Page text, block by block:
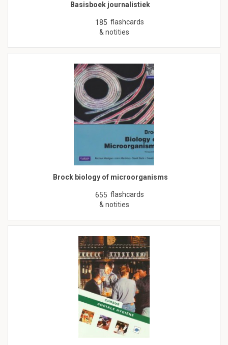
Basisboek journalistiek
185 flashcards
& notities
Brock biology of microorganisms
655 flashcards
& notities